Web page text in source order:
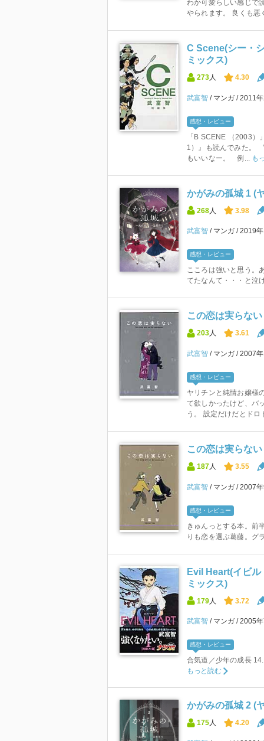
わか可愛らしい感じで
やられます。 良くも悪
C Scene(シー・
ミックス)
273 人 4.30
武富智 マンガ 2011
感想・レビュー
「B SCENE （2003
1）』も読んでみた。
もいいなー。 例...
も
かがみの孤城 1 (
268 人 3.98
武富智 マンガ 2019
感想・レビュー
こころは強いと思う。
てたなんて・・・と泣
この恋は実らな
203人 3.61
武富智 マンガ 2007
感想・レビュー
ヤリチンと純情お嬢様
て欲しかったけど、バ
う。 設定だけだとドロ
この恋は実らな
187 人 3.55
武富智 マンガ 2007
感想・レビュー
きゅんっとする本。前
りも恋を選ぶ葛藤。グ
Evil Heart(イビル
ミックス)
179 人 3.72
武富智 マンガ 2005
感想・レビュー
合気道／少年の成長
もっと読む
かがみの孤城 2 (
175人 4.20